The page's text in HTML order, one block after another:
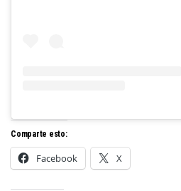
Comparte esto:
Facebook X